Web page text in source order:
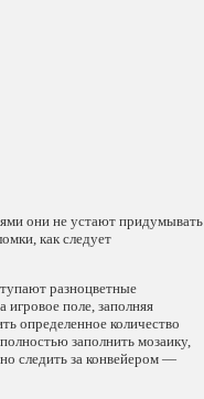
они не устают придумывать
как следует
разноцветные
поле, заполняя
определенное количество
заполнить мозаику,
следить за конвейером —